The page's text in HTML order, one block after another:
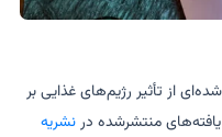
از تأثیر رژیم‌های غذایی بر
منتشرشده درنشریه